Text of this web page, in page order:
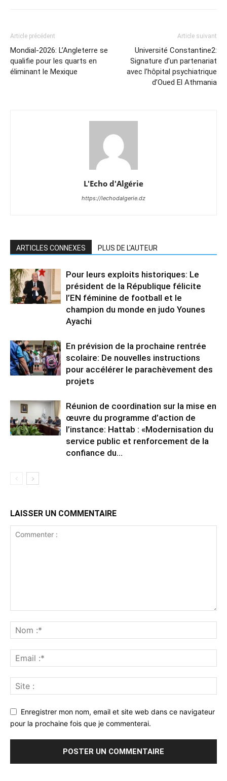
Article précédent
Mondial-2026: L’Angleterre se
qualifie pour les quarts en
éliminant le Mexique
Article suivant
Université Constantine2:
Signature d’un partenariat
avec l’hôpital psychiatrique
d’Oued El Athmania
L'Echo d'Algérie
https://lechodalgerie.dz
ARTICLES CONNEXES PLUS DE L'AUTEUR
Pour leurs exploits historiques: Le
président de la République félicite
l’EN féminine de football et le
champion du monde en judo Younes
Ayachi
En prévision de la prochaine rentrée
scolaire: De nouvelles instructions
pour accélérer le parachèvement des
projets
Réunion de coordination sur la mise en
œuvre du programme d’action de
l’instance: Hattab : «Modernisation du
service public et renforcement de la
confiance du...
LAISSER UN COMMENTAIRE
Enregistrer mon nom, email et site web dans ce navigateur
pour la prochaine fois que je commenterai.